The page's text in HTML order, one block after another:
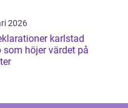
2026
karlstad
som höjer värdet på